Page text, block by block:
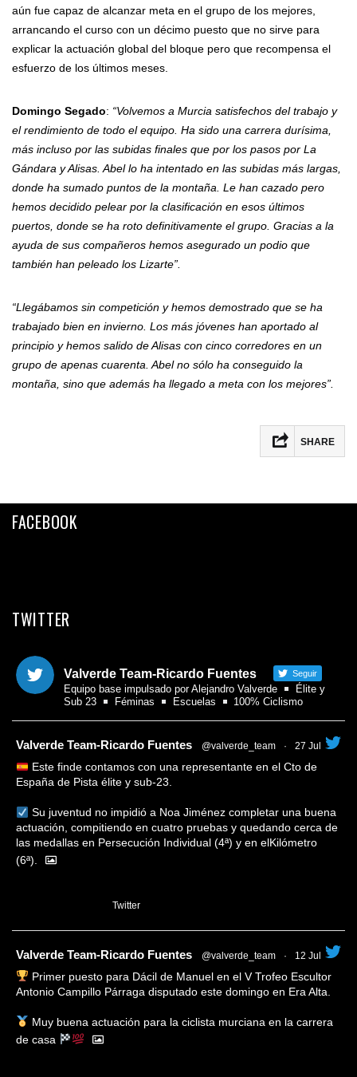
aún fue capaz de alcanzar meta en el grupo de los mejores,
arrancando el curso con un décimo puesto que no sirve para
explicar la actuación global del bloque pero que recompensa el
esfuerzo de los últimos meses.
Domingo Segado: “Volvemos a Murcia satisfechos del trabajo y
el rendimiento de todo el equipo. Ha sido una carrera durísima,
más incluso por las subidas finales que por los pasos por La
Gándara y Alisas. Abel lo ha intentado en las subidas más largas,
donde ha sumado puntos de la montaña. Le han cazado pero
hemos decidido pelear por la clasificación en esos últimos
puertos, donde se ha roto definitivamente el grupo. Gracias a la
ayuda de sus compañeros hemos asegurado un podio que
también han peleado los Lizarte”.
“Llegábamos sin competición y hemos demostrado que se ha
trabajado bien en invierno. Los más jóvenes han aportado al
principio y hemos salido de Alisas con cinco corredores en un
grupo de apenas cuarenta. Abel no sólo ha conseguido la
montaña, sino que además ha llegado a meta con los mejores”.
SHARE
Twitter
FACEBOOK
TWITTER
Valverde Team-Ricardo Fuentes Seguir
Equipo base impulsado por Alejandro Valverde
Élite y
Sub 23
Féminas Escuelas 100% Ciclismo
Valverde Team-Ricardo Fuentes @valverde_team · 27 Jul
Este finde contamos con una representante en el Cto de
España de Pista élite y sub-23.
Su juventud no impidió a Noa Jiménez completar una buena
actuación, compitiendo en cuatro pruebas y quedando cerca de
las medallas en Persecución Individual (4ª) y en elKilómetro
(6ª).
Twitter
Valverde Team-Ricardo Fuentes @valverde_team · 12 Jul
Primer puesto para Dácil de Manuel en el V Trofeo Escultor
Antonio Campillo Párraga disputado este domingo en Era Alta.
Muy buena actuación para la ciclista murciana en la carrera
de casa